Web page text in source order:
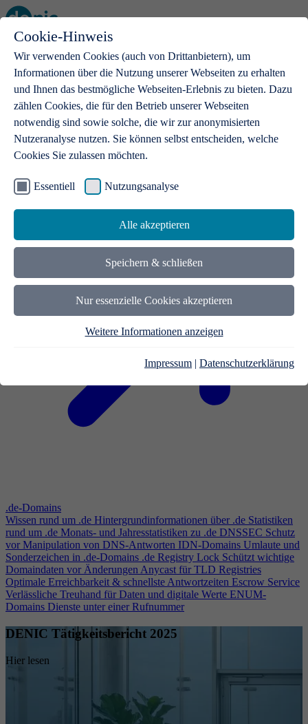
Cookie-Hinweis
Wir verwenden Cookies (auch von Drittanbietern), um
Informationen über die Nutzung unserer Webseiten zu erhalten
und Ihnen das bestmögliche Webseiten-Erlebnis zu bieten. Dazu
zählen Cookies, die für den Betrieb unserer Webseiten
notwendig sind sowie solche, die wir zur anonymisierten
Nutzeranalyse nutzen. Sie können selbst entscheiden, welche
Cookies Sie zulassen möchten.
Essentiell Nutzungsanalyse
Alle akzeptieren
Speichern & schließen
Nur essenzielle Cookies akzeptieren
Weitere Informationen anzeigen
Impressum | Datenschutzerklärung
Open main menu
.de-Domains
Mit einer .de-Domain erhalten Ideen eine Bühne
.de-Domains
Wissen rund um .de Hintergrundinformationen über .de Statistiken
rund um .de Monats- und Jahresstatistiken zu .de DNSSEC Schutz
vor Manipulation von DNS-Antworten IDN-Domains Umlaute und
Sonderzeichen in .de-Domains .de Registry Lock Schützt wichtige
Domaindaten vor ÄnderungenAnycast für TLD Registries
Optimale Erreichbarkeit & schnellste Antwortzeiten Escrow Service
Verlässliche Treuhand für Daten und digitale Werte ENUM-
Domains Dienste unter einer Rufnummer
DENIC Tätigkeitsbericht 2025
Hier lesen